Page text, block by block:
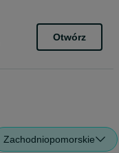
Otwórz
Zachodniopomorskie